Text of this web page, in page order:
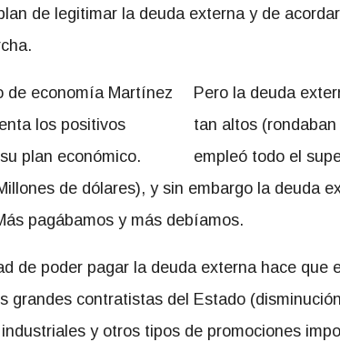
de legitimar la deuda externa y de
Pero la deuda
tan altos
empleó todo el
de dólares), y sin embargo la deuda
pagábamos y más debíamos.
de poder pagar la deuda externa hace que
grandes contratistas del Estado
y otros tipos de promociones